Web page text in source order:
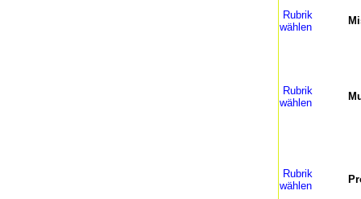
Rubrik
wählen
Rubrik
wählen
Rubrik
wählen